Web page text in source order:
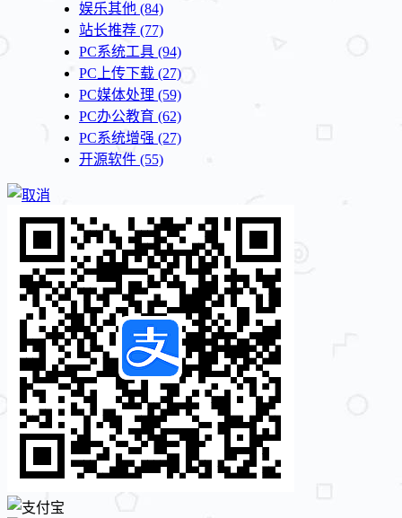
娱乐其他 (84)
站长推荐 (77)
PC系统工具 (94)
PC上传下载 (27)
PC媒体处理 (59)
PC办公教育 (62)
PC系统增强 (27)
开源软件 (55)